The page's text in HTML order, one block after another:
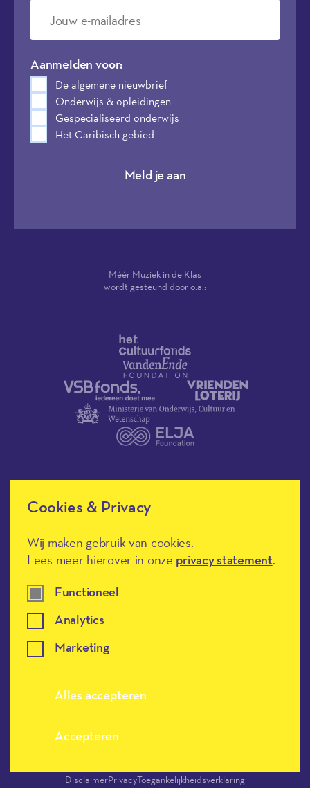
Cookies & Privacy
Wij maken gebruik van cookies.
Lees meer hierover in onze privacy statement.
Functioneel
Analytics
Marketing
Alles accepteren
Accepteren
Aanmelden voor:
De algemene nieuwbrief
Onderwijs & opleidingen
Gespecialiseerd onderwijs
Het Caribisch gebied
Meld je aan
Méér Muziek in de Klas
wordt gesteund door o.a.:
Méér Muziek in de Klas heeft de
culturele ANBI-status en is een
DisclaimerPrivacyToegankelijkheidsverklaring